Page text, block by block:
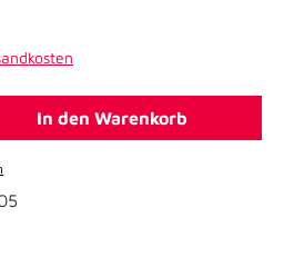
In den Warenkorb